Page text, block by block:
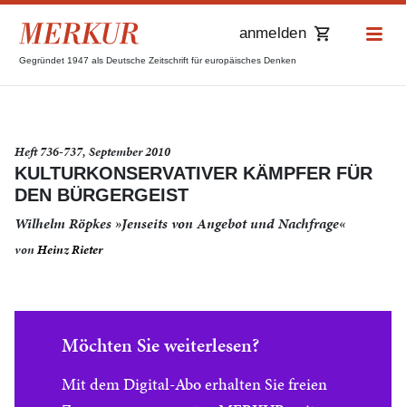
Gegründet 1947 als Deutsche Zeitschrift für europäisches Denken
anmelden
Heft 736-737, September 2010
KULTURKONSERVATIVER KÄMPFER FÜR
DEN BÜRGERGEIST
Wilhelm Röpkes »Jenseits von Angebot und Nachfrage«
vonHeinz Rieter
Möchten Sie weiterlesen?
Mit dem Digital-Abo erhalten Sie freien